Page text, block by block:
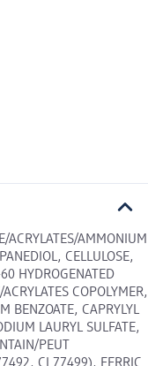
ACRYLATES/AMMONIUM
CELLULOSE,
HYDROGENATED
COPOLYMER,
BENZOATE, CAPRYLYL
LAURYL SULFATE,
PEUT